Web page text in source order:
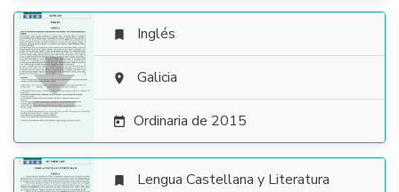

 Inglés
 Galicia
 Ordinaria de 2015
 Lengua Castellana y Literatura